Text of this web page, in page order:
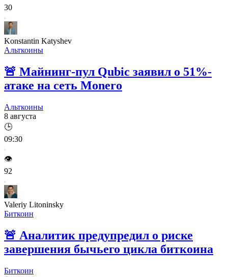
30
Konstantin Katyshev
Альткоины
🚨 Майнинг-пул Qubic заявил о 51%-
атаке на сеть Monero
Альткоины
8 августа
🕒
09:30
👁️
92
Valeriy Litoninsky
Биткоин
🚨 Аналитик предупредил о риске
завершения бычьего цикла биткоина
Биткоин